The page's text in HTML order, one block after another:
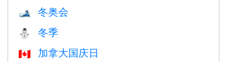
🎿 冬奥会
⛄ 冬季
🇨🇦 加拿大国庆日